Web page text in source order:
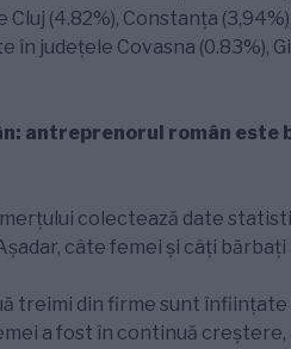
(4.82%), Constanța
județele Covasna (0.83%),
antreprenorul român este
colectează date
câte femei și câți bărbați
treimi din firme sunt înființate
a fost în continuă